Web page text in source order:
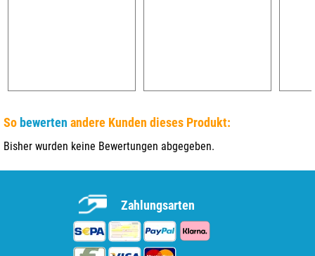
So bewerten andere Kunden dieses Produkt:
Bisher wurden keine Bewertungen abgegeben.
Zahlungsarten